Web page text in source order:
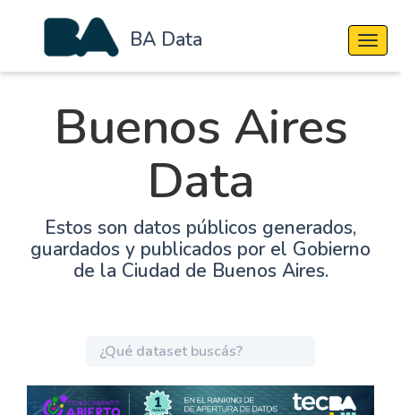
BA Data
Buenos Aires
Data
Estos son datos públicos generados,
guardados y publicados por el Gobierno
de la Ciudad de Buenos Aires.